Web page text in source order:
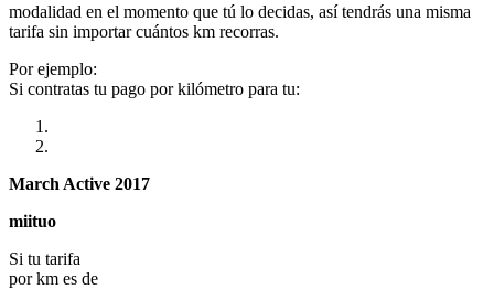
modalidad en el momento que tú lo decidas, así tendrás una misma
tarifa sin importar cuántos km recorras.
Por ejemplo:
Si contratas tu pago por kilómetro para tu:
March Active 2017
miituo
Si tu tarifa
por km es de